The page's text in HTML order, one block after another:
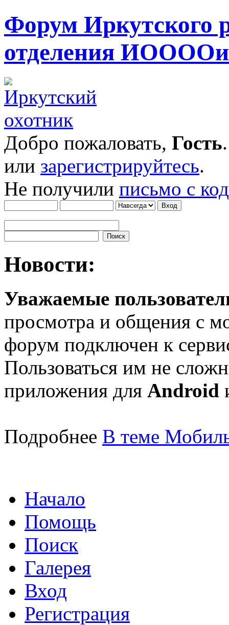
Форум Иркутского
отделения
Добро пожаловать, Гость
или зарегистрируйтесь.
Не получили письмо с
Новости:
Уважаемые
просмотра и общения с
форум подключен к
Пользоваться им не
приложения для Android
Подробнее В теме
Начало
Помощь
Поиск
Галерея
Вход
Регистрация